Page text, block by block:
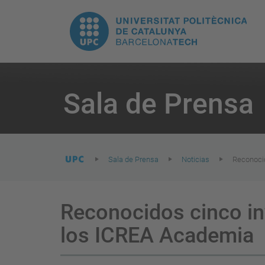
UPC.
Universitat
Politècnica
de
Catalunya
Sala de Prensa
are
here:
Sala de Prensa Noticias
Reconocidos cinco
los ICREA Academia